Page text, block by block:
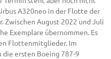
A320neo in der Flotte der
Zwischen August 2022 und Juli
Exemplare übernommen. Es
Flottenmitglieder. Im
die ersten Boeing 787-9